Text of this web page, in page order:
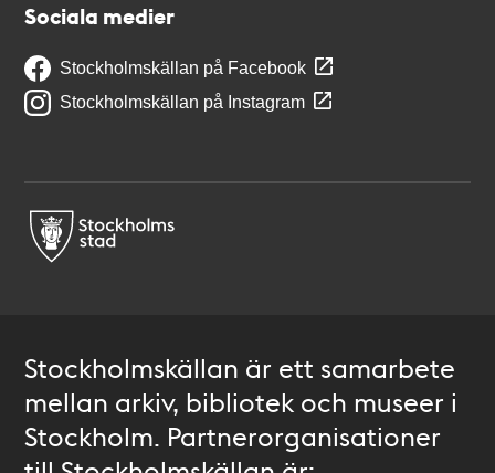
Sociala medier
Stockholmskällan på Facebook
Stockholmskällan på Instagram
Stockholmskällan är ett samarbete
mellan arkiv, bibliotek och museer i
Stockholm. Partnerorganisationer